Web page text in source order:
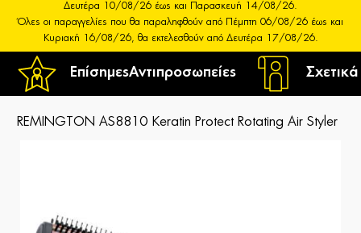
ΕπίσημεςΑντιπροσωπείες
Δευτέρα 10/08/26 έως και Παρασκευή 14/08/26.
Όλες οι παραγγελίες που θα παραληφθούν από Πέμπτη 06/08/26 έως και
Κυριακή 16/08/26, θα εκτελεσθούν από Δευτέρα 17/08/26.
REMINGTON AS8810 Keratin Protect Rotating Air Styler